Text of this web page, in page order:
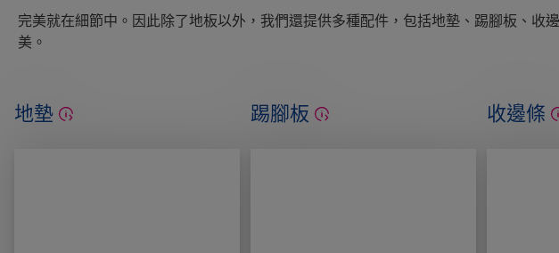
完美就在細節中。因此除了地板以外，我們還提供多種配件，包括地墊、踢腳板、收
美。
地墊 踢腳板 收邊條